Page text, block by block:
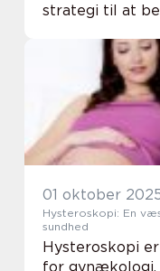
strategi til at
omegn er der
vaccineret mod
01 oktober
Hysteroskopi: En
sundhed
Hysteroskopi
for